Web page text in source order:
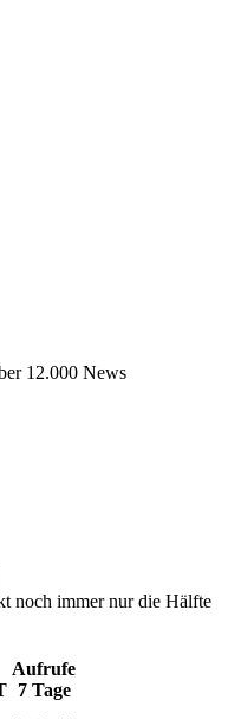
12.000 News
noch immer nur die Hälfte
Aufrufe
7 Tage